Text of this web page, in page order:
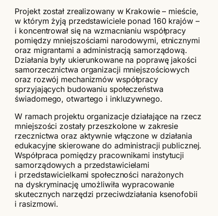
Projekt został zrealizowany w Krakowie – mieście,
w którym żyją przedstawiciele ponad 160 krajów –
i koncentrował się na wzmacnianiu współpracy
pomiędzy mniejszościami narodowymi, etnicznymi
oraz migrantami a administracją samorządową.
Działania były ukierunkowane na poprawę jakości
samorzecznictwa organizacji mniejszościowych
oraz rozwój mechanizmów współpracy
sprzyjających budowaniu społeczeństwa
świadomego, otwartego i inkluzywnego.
W ramach projektu organizacje działające na rzecz
mniejszości zostały przeszkolone w zakresie
rzecznictwa oraz aktywnie włączone w działania
edukacyjne skierowane do administracji publicznej.
Współpraca pomiędzy pracownikami instytucji
samorządowych a przedstawicielami
i przedstawicielkami społeczności narażonych
na dyskryminację umożliwiła wypracowanie
skutecznych narzędzi przeciwdziałania ksenofobii
i rasizmowi.